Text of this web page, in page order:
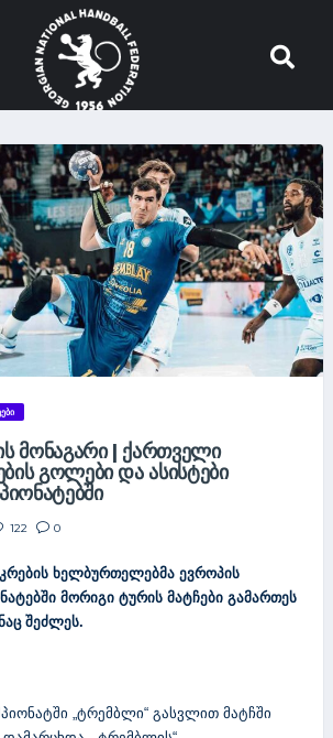
ᲛᲝᲜᲐᲒᲐᲠᲘ | ᲥᲐᲠᲗᲕᲔᲚᲘ
ᲒᲝᲚᲔᲑᲘ ᲓᲐ ᲐᲡᲘᲡᲢᲔᲑᲘ
122 0
ხელბურთელებმა ევროპის
მორიგი ტურის მატჩები გამართეს
შეძლეს.
„ტრემბლი“ გასვლით მატჩში